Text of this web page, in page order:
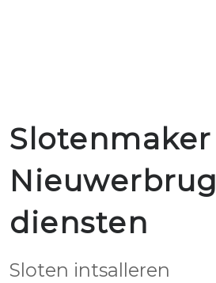
Slotenmaker
Nieuwerbrug
diensten
Sloten intsalleren